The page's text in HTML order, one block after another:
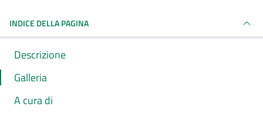
INDICE DELLA PAGINA
Descrizione
Galleria
A cura di